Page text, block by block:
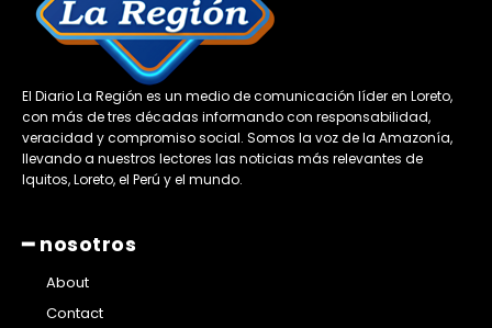
El Diario La Región es un medio de comunicación líder en Loreto,
con más de tres décadas informando con responsabilidad,
veracidad y compromiso social. Somos la voz de la Amazonía,
llevando a nuestros lectores las noticias más relevantes de
Iquitos, Loreto, el Perú y el mundo.
━ nosotros
About
Contact